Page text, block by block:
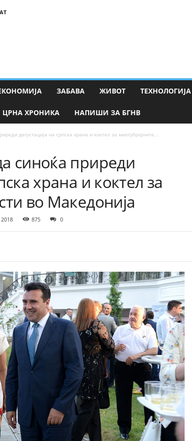
ЗАБАВА ЖИВОТ ТЕХНОЛОГИЈА
ЦРНА ХРОНИКА НАПИШИ ЗА БГНВ
дегустација на српска храна и коктел за многубројните...
синоќа приреди
храна и коктел за
во Македонија
875 0